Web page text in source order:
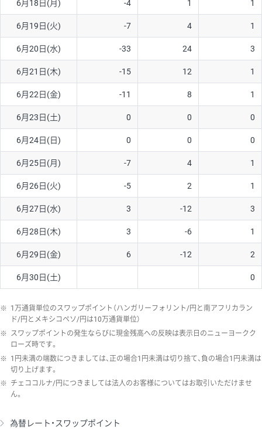
ソ/円は10万通貨単位。
6月18日(月) -4 1 1
6月19日(火) -7 4 1
6月20日(水) -33 24 3
6月21日(木) -15 12 1
6月22日(金) -11 8 1
6月23日(土) 0 0 0
6月24日(日) 0 0 0
6月25日(月) -7 4 1
6月26日(火) -5 2 1
6月27日(水) 3 -12 3
6月28日(木) 3 -6 1
6月29日(金) 6 -12 2
6月30日(土) 0
※ 1万通貨単位のスワップポイント（ハンガリーフォリント/円と南アフリカラン
ド/円とメキシコペソ/円は10万通貨単位）
※ スワップポイントの発生ならびに現金残高への反映は表示日のニューヨークク
ローズ時です。
※ 1円未満の端数につきましては、正の場合1円未満は切り捨て、負の場合1円未満は
切り上げます。
※ チェココルナ/円につきましては法人のお客様についてはお取引いただけませ
ん。
為替レート・スワップポイント